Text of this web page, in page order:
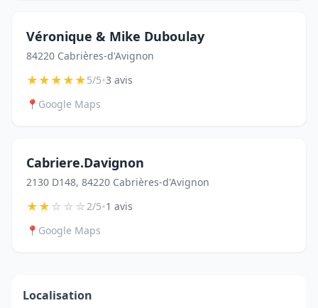
Véronique & Mike Duboulay
84220 Cabrières-d'Avignon
★★★★★5/5•3 avis
📍 Google Maps
Cabriere.Davignon
2130 D148, 84220 Cabrières-d'Avignon
★★☆☆☆2/5•1 avis
📍 Google Maps
Localisation